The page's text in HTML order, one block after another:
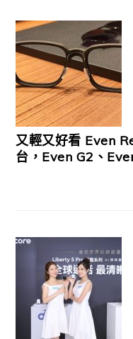
又輕又好看 Even
台，Even G2、